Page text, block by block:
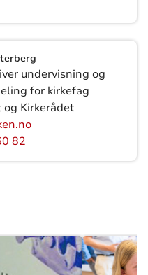
undervisning og
for kirkefag
og Kirkerådet
82